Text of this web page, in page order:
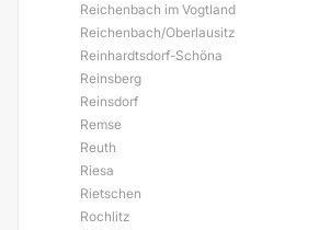
Reichenbach im Vogtland
Reichenbach/Oberlausitz
Reinhardtsdorf-Schöna
Reinsberg
Reinsdorf
Remse
Reuth
Riesa
Rietschen
Rochlitz